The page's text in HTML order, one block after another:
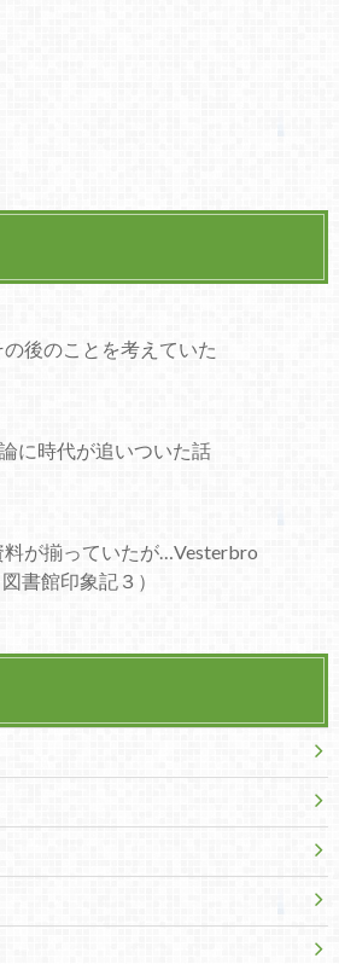
後のことを考えていた
に時代が追いついた話
が揃っていたが…Vesterbro
書館印象記３）